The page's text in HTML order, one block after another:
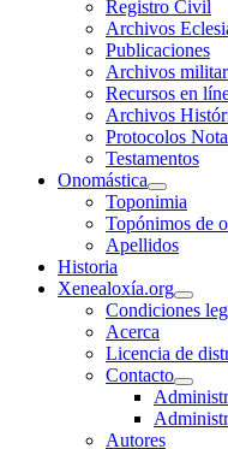
Registro Civil
Archivos
Publicaciones
Archivos
Recursos en
Archivos
Protocolos
Testamentos
Onomástica
Toponimia
Topónimos de
Apellidos
Historia
Xenealoxía.org
Condiciones
Acerca
Licencia de
Contacto
Autores